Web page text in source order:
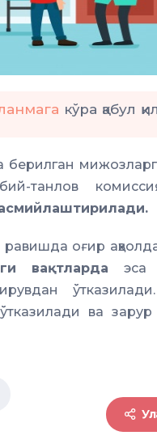
кўра қабул
берилган
танлов
оғир
вақтларда эса
ва зарур